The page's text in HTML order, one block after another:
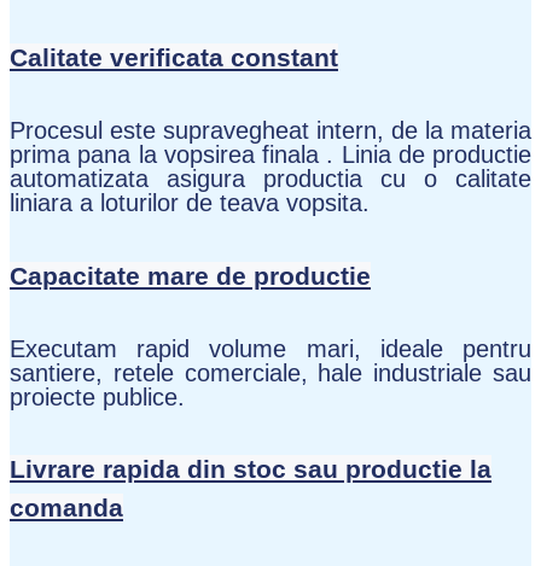
Calitate verificata constant
Procesul este supravegheat intern, de la materia
prima pana la vopsirea finala . Linia de productie
automatizata asigura productia cu o calitate
liniara a loturilor de teava vopsita.
Capacitate mare de productie
Executam rapid volume mari, ideale pentru
santiere, retele comerciale, hale industriale sau
proiecte publice.
Livrare rapida din stoc sau productie la
comanda